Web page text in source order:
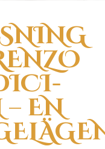
– EN